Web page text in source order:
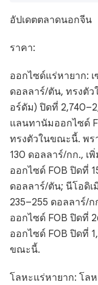
อัปเดตตลาดนอกจีน
ราคา:
ออกไซด์แร่หายาก:
ดอลลาร์/ตัน, ทรงตัว
อร์ดัม) ปิดที่
แลนทานัมออกไซด์
ทรงตัวในขณะนี้. พร
130 ดอลลาร์/กก., เ
ออกไซด์ FOB ปิดที่
ดอลลาร์/ตัน; นีโอดิเ
235–255 ดอลลาร์/
ออกไซด์ FOB ปิดที่
ออกไซด์ FOB ปิดที่
ขณะนี้.
โลหะแร่หายาก: โลห